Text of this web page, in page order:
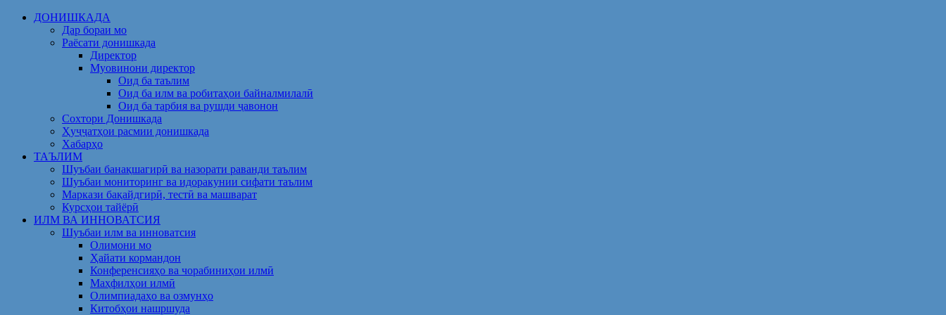
Skip
ДОНИШКАДА
Дар бораи мо
Раёсати донишкада
Директор
Муовинони директор
Оид ба таълим
Оид ба илм ва робитаҳои байналмилалӣ
Оид ба тарбия ва рушди ҷавонон
Сохтори Донишкада
Ҳуҷҷатҳои расмии донишкада
Хабарҳо
ТАЪЛИМ
Шуъбаи банақшагирӣ ва назорати раванди таълим
Шуъбаи мониторинг ва идоракунии сифати таълим
Маркази бақайдгирӣ, тестӣ ва машварат
Курсҳои тайёрӣ
ИЛМ ВА ИННОВАТСИЯ
Шуъбаи илм ва инноватсия
Олимони мо
Ҳайати кормандон
Конференсияҳо ва чорабиниҳои илмӣ
Маҳфилҳои илмӣ
Олимпиадаҳо ва озмунҳо
Китобҳои нашршуда